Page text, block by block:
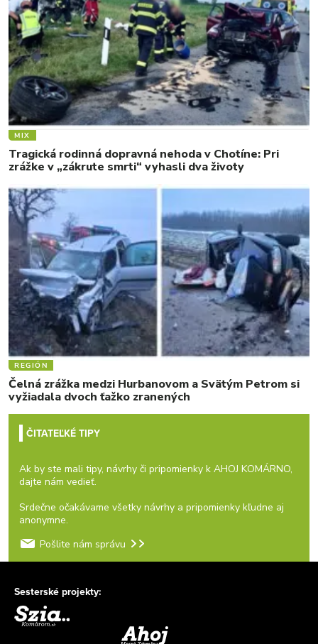
MIX
Tragická rodinná dopravná nehoda v Chotíne: Pri
zrážke v „zákrute smrti“ vyhasli dva životy
REGIÓN
Čelná zrážka medzi Hurbanovom a Svätým Petrom si
vyžiadala dvoch ťažko zranených
ČITATEĽKÉ TIPY
Ak by ste mali tipy, návrhy či pripomienky k AHOJ KOMÁRNO,
dajte nám vedieť.
Srdečne očakávame všetky návrhy a pripomienky kľudne aj
anonymne.
Pošlite nám správu
Sesterské projekty: